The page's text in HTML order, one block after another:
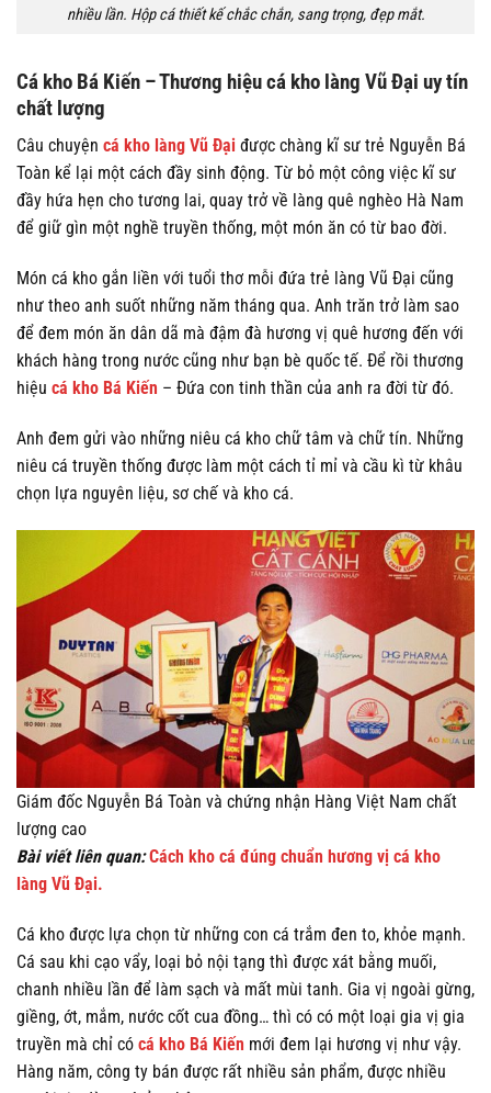
nhiều lần. Hộp cá thiết kế chắc chắn, sang trọng, đẹp mắt.
Cá kho Bá Kiến – Thương hiệu cá kho làng Vũ Đại uy tín
chất lượng
Câu chuyện cá kho làng Vũ Đại được chàng kĩ sư trẻ Nguyễn Bá
Toàn kể lại một cách đầy sinh động. Từ bỏ một công việc kĩ sư
đầy hứa hẹn cho tương lai, quay trở về làng quê nghèo Hà Nam
để giữ gìn một nghề truyền thống, một món ăn có từ bao đời.
Món cá kho gắn liền với tuổi thơ mỗi đứa trẻ làng Vũ Đại cũng
như theo anh suốt những năm tháng qua. Anh trăn trở làm sao
để đem món ăn dân dã mà đậm đà hương vị quê hương đến với
khách hàng trong nước cũng như bạn bè quốc tế. Để rồi thương
hiệu cá kho Bá Kiến – Đứa con tinh thần của anh ra đời từ đó.
Anh đem gửi vào những niêu cá kho chữ tâm và chữ tín. Những
niêu cá truyền thống được làm một cách tỉ mỉ và cầu kì từ khâu
chọn lựa nguyên liệu, sơ chế và kho cá.
Giám đốc Nguyễn Bá Toàn và chứng nhận Hàng Việt Nam chất
lượng cao
Bài viết liên quan: Cách kho cá đúng chuẩn hương vị cá kho
làng Vũ Đại.
Cá kho được lựa chọn từ những con cá trắm đen to, khỏe mạnh.
Cá sau khi cạo vẩy, loại bỏ nội tạng thì được xát bằng muối,
chanh nhiều lần để làm sạch và mất mùi tanh. Gia vị ngoài gừng,
giềng, ớt, mắm, nước cốt cua đồng… thì có có một loại gia vị gia
truyền mà chỉ có cá kho Bá Kiến mới đem lại hương vị như vậy.
Hàng năm, công ty bán được rất nhiều sản phẩm, được nhiều